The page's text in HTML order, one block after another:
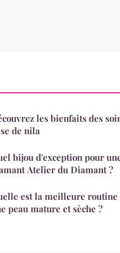
les bienfaits des
de nila
bijou d'exception pour
Atelier du Diamant ?
est la meilleure routine
peau mature et sèche ?